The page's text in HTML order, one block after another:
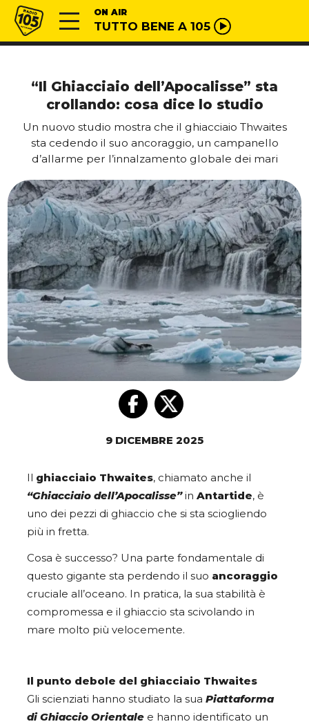
Vai al contenuto
Radio 105 ON AIR
TUTTO BENE A 105
“Il Ghiacciaio dell’Apocalisse” sta
crollando: cosa dice lo studio
Un nuovo studio mostra che il ghiacciaio Thwaites
sta cedendo il suo ancoraggio, un campanello
d’allarme per l’innalzamento globale dei mari
9 DICEMBRE 2025
ghiacciaio Thwaites, chiamato anche il
“Ghiacciaio dell’Apocalisse”in Antartide, è
uno dei pezzi di ghiaccio che si sta sciogliendo
più in fretta.
Cosa è successo? Una parte fondamentale di
questo gigante sta perdendo il suo ancoraggio
cruciale all’oceano. In pratica, la sua stabilità è
compromessa e il ghiaccio sta scivolando in
mare molto più velocemente.
Il punto debole del ghiacciaio Thwaites
Gli scienziati hanno studiato la sua Piattaforma
di Ghiaccio Orientale e hanno identificato un